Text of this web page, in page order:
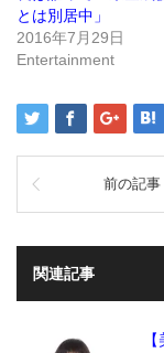
ま
す)
とは別居中」
2016年7月29日
Entertainment
前の記事
関連記事